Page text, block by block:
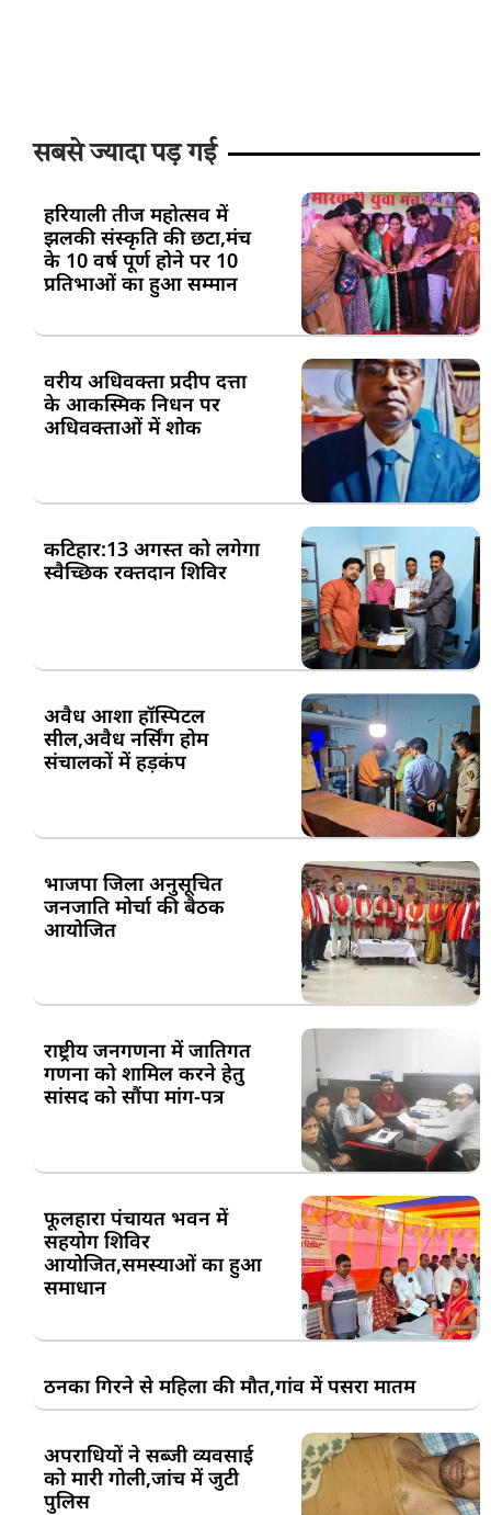
सबसे ज्यादा पड़ गई
हरियाली तीज महोत्सव में
झलकी संस्कृति की छटा,मंच
के 10 वर्ष पूर्ण होने पर 10
प्रतिभाओं का हुआ सम्मान
वरीय अधिवक्ता प्रदीप दत्ता
के आकस्मिक निधन पर
अधिवक्ताओं में शोक
कटिहार:13 अगस्त को लगेगा
स्वैच्छिक रक्तदान शिविर
अवैध आशा हॉस्पिटल
सील,अवैध नर्सिंग होम
संचालकों में हड़कंप
भाजपा जिला अनुसूचित
जनजाति मोर्चा की बैठक
आयोजित
राष्ट्रीय जनगणना में जातिगत
गणना को शामिल करने हेतु
सांसद को सौंपा मांग-पत्र
फूलहारा पंचायत भवन में
सहयोग शिविर
आयोजित,समस्याओं का हुआ
समाधान
ठनका गिरने से महिला की मौत,गांव में पसरा मातम
अपराधियों ने सब्जी व्यवसाई
को मारी गोली,जांच में जुटी
पुलिस